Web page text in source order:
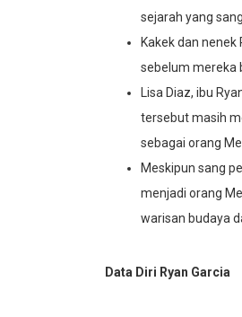
sejarah yang
Kakek dan
sebelum mereka
Lisa Diaz, ibu
tersebut masih
sebagai orang
Meskipun sang
menjadi orang
warisan budaya
Data Diri Ryan Garcia